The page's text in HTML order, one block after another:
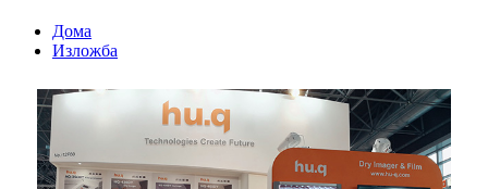
Дома
Изложба